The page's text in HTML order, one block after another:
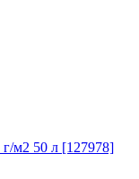
м2 50 л [127978]